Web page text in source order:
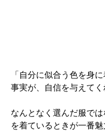
「自分に似合う色を身
事実が、自信を与えてく
なんとなく選んだ服で
を着ているときが一番